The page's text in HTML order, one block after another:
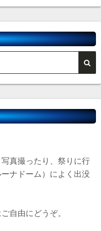
真撮ったり、祭りに行
ナドーム）によく出没
自由にどうぞ。